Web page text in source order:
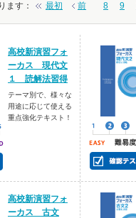
ます ： 最初 前 8 9
高校新演習フォ
ーカス 現代文
１ 読解法習得
テーマ別で、様々な
用途に応じて使える
重点強化テキスト！
高校新演習フォ
ーカス 古文